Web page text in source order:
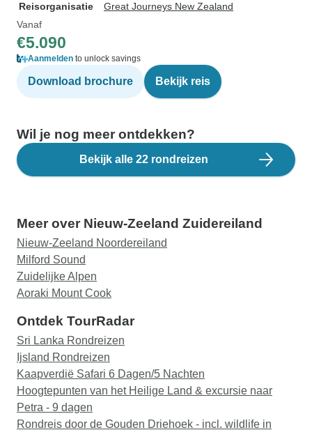
Reisorganisatie
Great Journeys New Zealand
Vanaf
€5.090
Aanmelden to unlock savings
Download brochure Bekijk reis
Wil je nog meer ontdekken?
Bekijk alle 22 rondreizen
Meer over Nieuw-Zeeland Zuidereiland
Nieuw-Zeeland Noordereiland
Milford Sound
Zuidelijke Alpen
Aoraki Mount Cook
Ontdek TourRadar
Sri Lanka Rondreizen
Ijsland Rondreizen
Kaapverdië Safari 6 Dagen/5 Nachten
Hoogtepunten van het Heilige Land & excursie naar
Petra - 9 dagen
Rondreis door de Gouden Driehoek - incl. wildlife in